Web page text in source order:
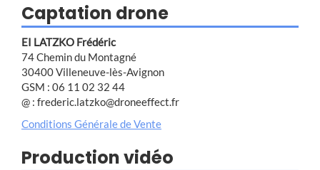
Captation drone
EI LATZKO Frédéric
74 Chemin du Montagné
30400 Villeneuve-lès-Avignon
GSM : 06 11 02 32 44
@ : frederic.latzko@droneeffect.fr
Conditions Générale de Vente
Production vidéo